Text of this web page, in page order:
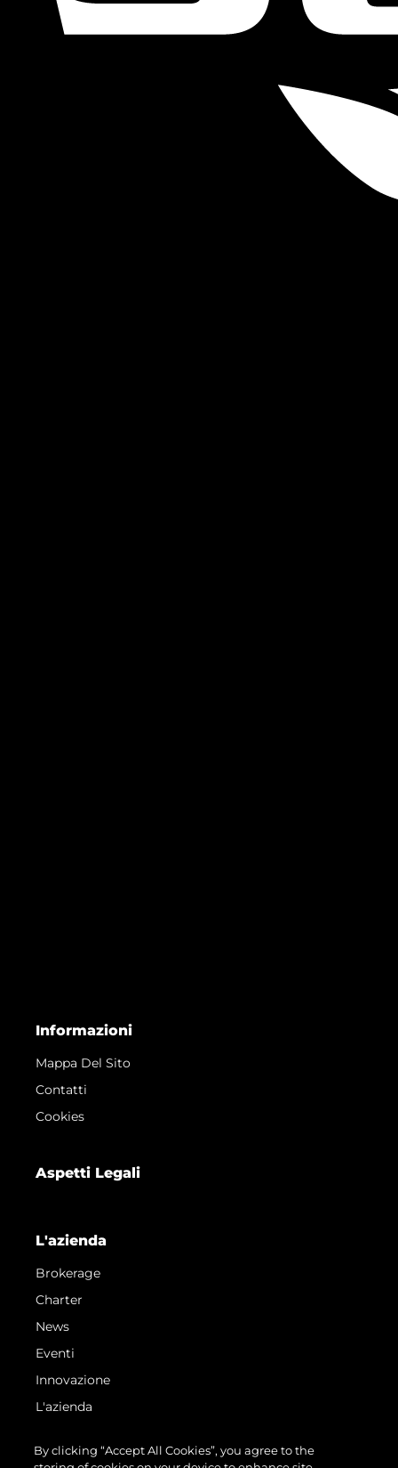
Informazioni
Mappa Del Sito
Contatti
Cookies
Aspetti Legali
L'azienda
Brokerage
Charter
News
Eventi
Innovazione
L'azienda
Lifestyle
By clicking “Accept All Cookies”, you agree to the